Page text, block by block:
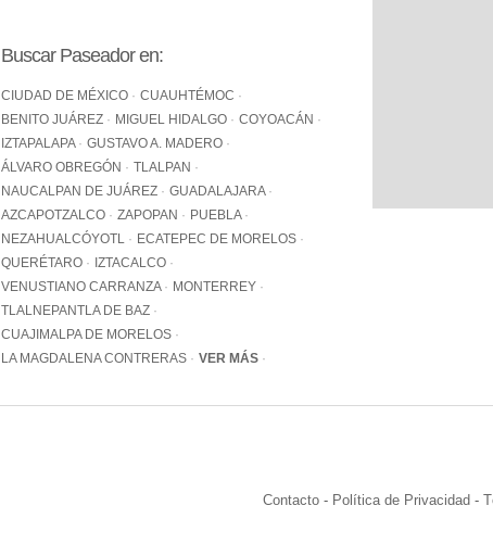
Buscar Paseador en:
CIUDAD DE MÉXICO
CUAUHTÉMOC
BENITO JUÁREZ
MIGUEL HIDALGO
COYOACÁN
IZTAPALAPA
GUSTAVO A. MADERO
ÁLVARO OBREGÓN
TLALPAN
NAUCALPAN DE JUÁREZ
GUADALAJARA
AZCAPOTZALCO
ZAPOPAN
PUEBLA
NEZAHUALCÓYOTL
ECATEPEC DE MORELOS
QUERÉTARO
IZTACALCO
VENUSTIANO CARRANZA
MONTERREY
TLALNEPANTLA DE BAZ
CUAJIMALPA DE MORELOS
LA MAGDALENA CONTRERAS
VER MÁS
Contacto - Política de Privacidad -